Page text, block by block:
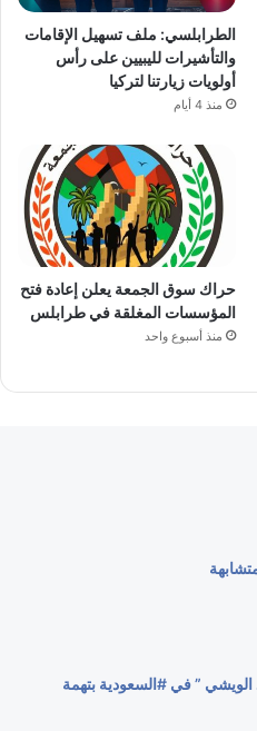
الطرابلسي: ملف تسهيل الإقامات
والتأشيرات لليبيين على رأس
أولويات زيارتنا لتركيا
منذ 4 أيام
حراك سوق الجمعة يعلن إعادة فتح
المؤسسات المغلقة في طرابلس
منذ أسبوع واحد
” في #السعودية بتهمة